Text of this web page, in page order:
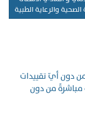
والرعاية الطبية
دون أيّ تقييدات
مباشرةً من دون